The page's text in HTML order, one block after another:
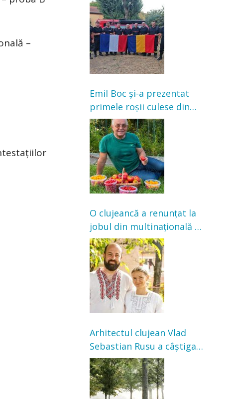
–
incendii de vegetație și
pădure
Emil Boc și-a prezentat
primele roșii culese din
grădină: „Niciun magazin
nu poate oferi această
satisfacție”
O clujeancă a renunțat la
jobul din multinațională și
s-a mutat la țară. Acum
cultivă legume în grădina
bunicilor
Arhitectul clujean Vlad
Sebastian Rusu a câștigat
concursul pentru
transformarea Grădinii
Casei Universitarilor